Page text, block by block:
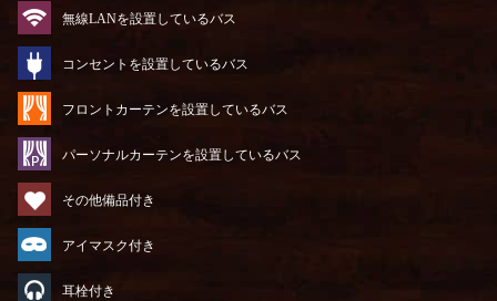
無線LANを設置しているバス
コンセントを設置しているバス
フロントカーテンを設置しているバス
パーソナルカーテンを設置しているバス
その他備品付き
アイマスク付き
耳栓付き